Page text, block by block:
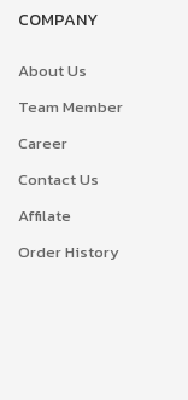
COMPANY
About Us
Team Member
Career
Contact Us
Affilate
Order History